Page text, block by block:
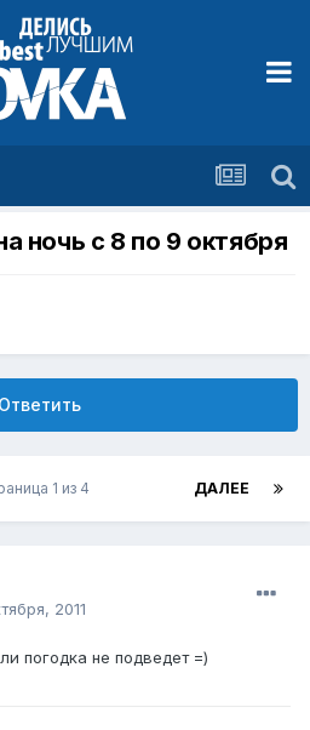
ночь с 8 по 9 октября
Ответить
ДАЛЕЕ
1 из 4
2011
погодка не подведет =)